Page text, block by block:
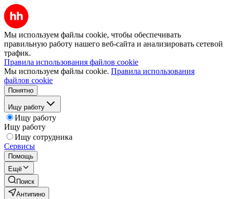
Мы используем файлы cookie, чтобы обеспечивать
правильную работу нашего веб-сайта и анализировать сетевой
трафик.
Правила использования файлов cookie
Мы используем файлы cookie. Правила использования
файлов cookie
Понятно
Ищу работу
Ищу работу
Ищу работу
Ищу сотрудника
Сервисы
Помощь
Ещё
Поиск
Антипино